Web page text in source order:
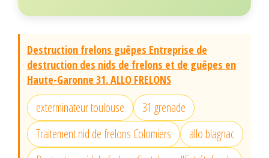
Destruction frelons guêpes Entreprise de
destruction des nids de frelons et de guêpes en
Haute-Garonne 31. ALLO FRELONS
exterminateur toulouse
31 grenade
Traitement nid de frelons Colomiers
allo blagnac